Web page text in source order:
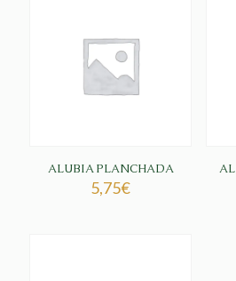
ALUBIA PLANCHADA
5,75€